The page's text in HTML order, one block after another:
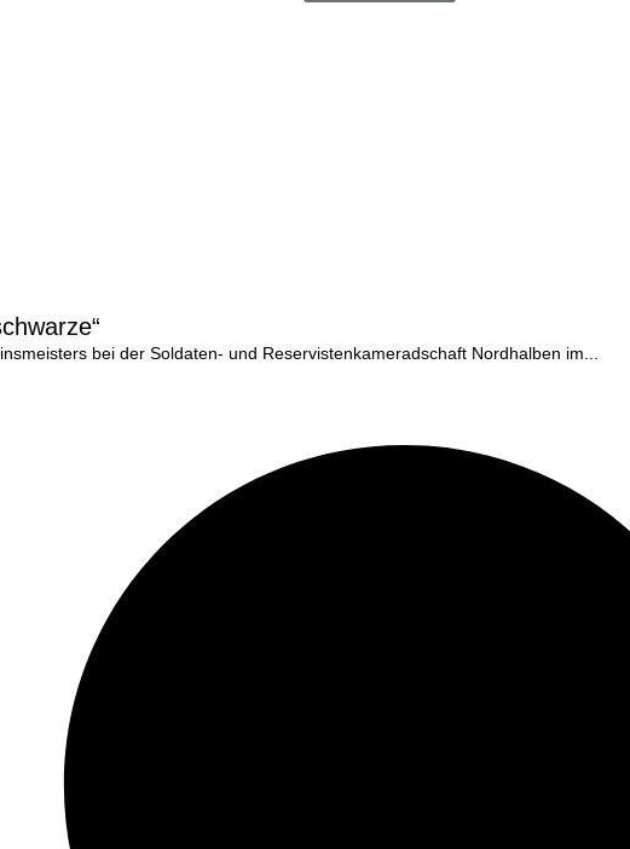
bei der Soldaten- und Reservistenkameradschaft Nordhalben im...